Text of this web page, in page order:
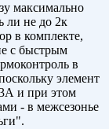
максимально
ли не до 2к
в комплекте,
с быстрым
в
элемент
и при этом
- в межсезонье